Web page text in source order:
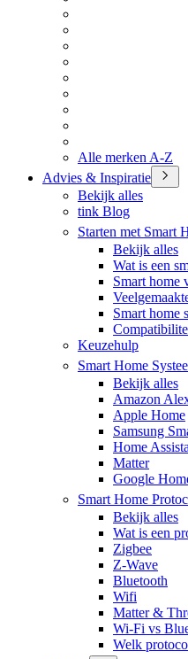
Alle merken A-Z
Advies & Inspiratie
Bekijk alles
tink Blog
Starten met Smart
Bekijk alles
Wat is een
Smart home
Smart home
Keuzehulp
Smart Home
Bekijk alles
Amazon
Apple Home
Samsung
Home
Matter
Google
Smart Home
Bekijk alles
Wat is een
Zigbee
Z-Wave
Bluetooth
Wifi
Matter &
Wi-Fi vs
Welk